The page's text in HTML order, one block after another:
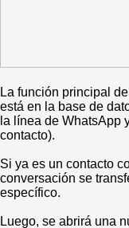
La función principal
está en la base de
la línea de WhatsApp
contacto).
Si ya es un contacto
conversación se
específico.
Luego, se abrirá una